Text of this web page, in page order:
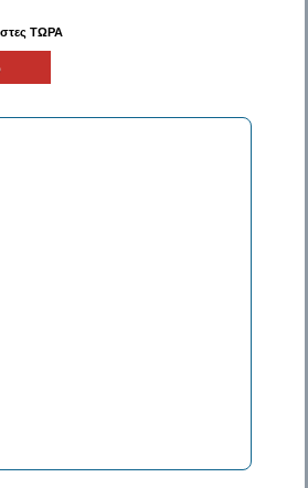
ΤΩΡΑ